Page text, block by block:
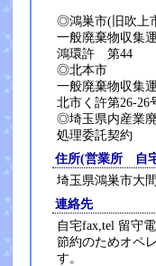
◎鴻巣市(旧吹上
一般廃棄物収集
鴻環許 第44
◎北本市
一般廃棄物収集
北市く許第26-26
◎埼玉県内産業
処理委託契約
住所(営業所 自
埼玉県鴻巣市大
連絡先
自宅fax,tel 留
節約のためオペ
す。